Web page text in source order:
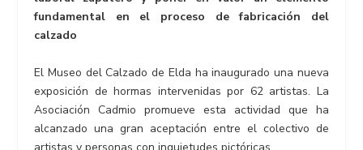
fundamental en el proceso de fabricación del
calzado
El Museo del Calzado de Elda ha inaugurado una nueva
exposición de hormas intervenidas por 62 artistas. La
Asociación Cadmio promueve esta actividad que ha
alcanzado una gran aceptación entre el colectivo de
artistas y personas con inquietudes pictóricas.